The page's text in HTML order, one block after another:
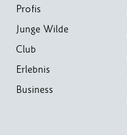
Profis
Junge Wilde
Club
Erlebnis
Business